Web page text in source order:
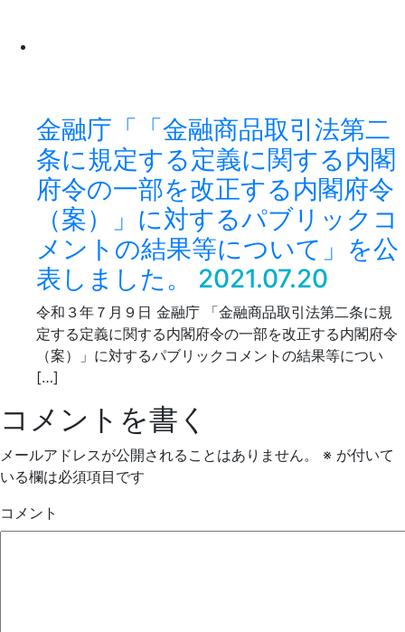
金融庁「「金融商品取引法第二
条に規定する定義に関する内閣
府令の一部を改正する内閣府令
（案）」に対するパブリックコ
メントの結果等について」を公
表しました。
2021.07.20
令和３年７月９日 金融庁 「金融商品取引法第二条に規
定する定義に関する内閣府令の一部を改正する内閣府令
（案）」に対するパブリックコメントの結果等につい
[…]
コメントを書く
メールアドレスが公開されることはありません。 ※ が付いて
いる欄は必須項目です
コメント